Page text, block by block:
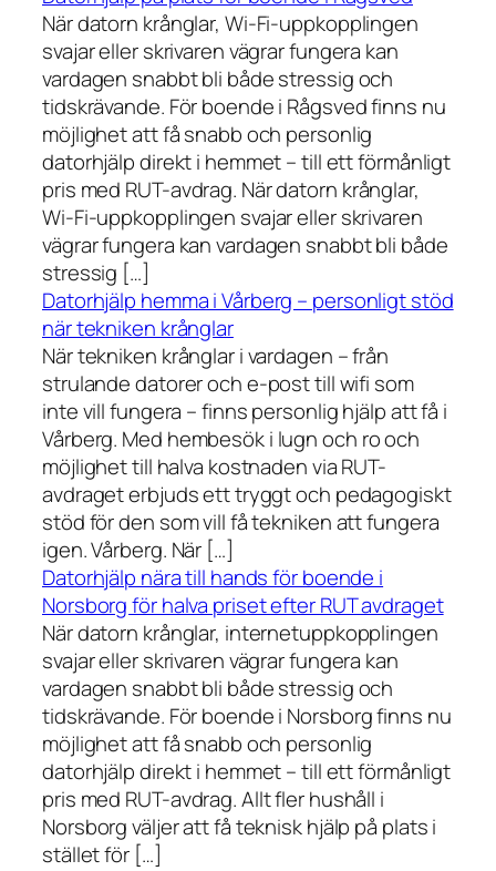
När datorn krånglar, Wi-Fi-uppkopplingen
svajar eller skrivaren vägrar fungera kan
vardagen snabbt bli både stressig och
tidskrävande. För boende i Rågsved finns nu
möjlighet att få snabb och personlig
datorhjälp direkt i hemmet – till ett förmånligt
pris med RUT-avdrag. När datorn krånglar,
Wi-Fi-uppkopplingen svajar eller skrivaren
vägrar fungera kan vardagen snabbt bli både
stressig […]
Datorhjälp hemma i Vårberg – personligt stöd
när tekniken krånglar
När tekniken krånglar i vardagen – från
strulande datorer och e-post till wifi som
inte vill fungera – finns personlig hjälp att få i
Vårberg. Med hembesök i lugn och ro och
möjlighet till halva kostnaden via RUT-
avdraget erbjuds ett tryggt och pedagogiskt
stöd för den som vill få tekniken att fungera
igen. Vårberg. När […]
Datorhjälp nära till hands för boende i
Norsborg för halva priset efter RUT avdraget
När datorn krånglar, internetuppkopplingen
svajar eller skrivaren vägrar fungera kan
vardagen snabbt bli både stressig och
tidskrävande. För boende i Norsborg finns nu
möjlighet att få snabb och personlig
datorhjälp direkt i hemmet – till ett förmånligt
pris med RUT-avdrag. Allt fler hushåll i
Norsborg väljer att få teknisk hjälp på plats i
stället för […]